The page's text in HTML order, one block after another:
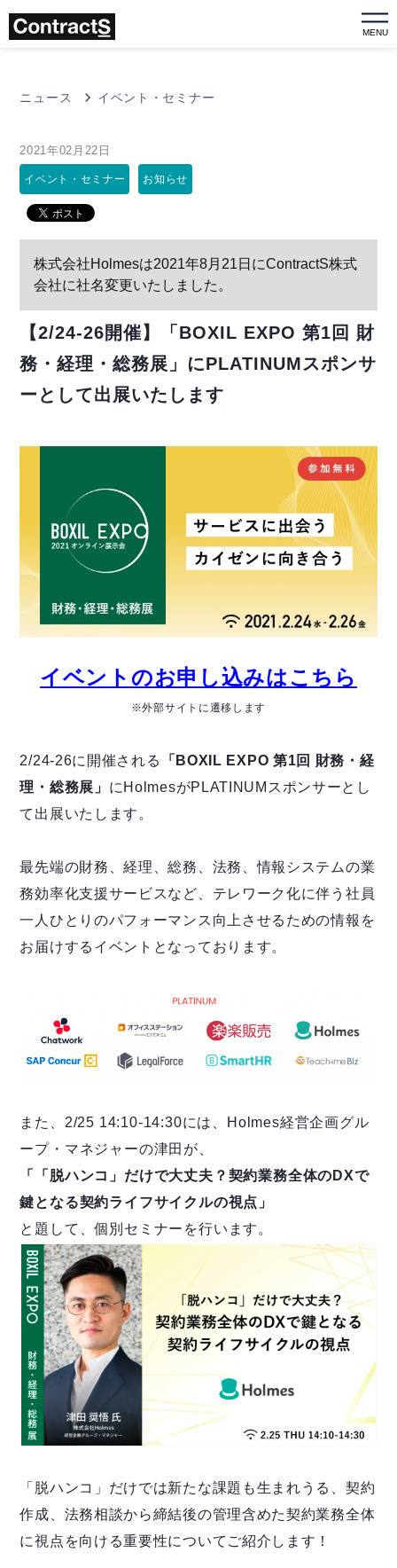
MENU
ニュース イベント・セミナー
2021年02月22日
イベント・セミナー お知らせ
株式会社Holmesは2021年8月21日にContractS株式
会社に社名変更いたしました。
【2/24-26開催】「BOXIL EXPO 第1回 財
務・経理・総務展」にPLATINUMスポンサ
ーとして出展いたします
イベントのお申し込みはこちら
※外部サイトに遷移します
2/24-26に開催される
「BOXIL EXPO 第1回 財務・経
理・総務展」 にHolmesがPLATINUMスポンサーとし
て出展いたします。
最先端の財務、経理、総務、法務、情報システムの業
務効率化支援サービスなど、テレワーク化に伴う社員
一人ひとりのパフォーマンス向上させるための情報を
お届けするイベントとなっております。
また、2/25 14:10-14:30には、Holmes経営企画グル
ープ・マネジャーの津田が、
「
「脱ハンコ」だけで大丈夫？契約業務全体のDXで
鍵となる契約ライフサイクルの視点」
と題して、個別セミナーを行います。
「脱ハンコ」だけでは新たな課題も生まれうる、契約
作成、法務相談から締結後の管理含めた契約業務全体
に視点を向ける重要性についてご紹介します！